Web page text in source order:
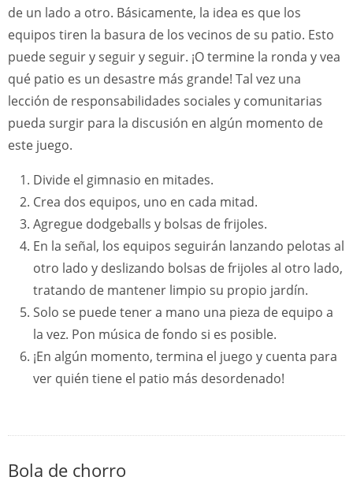
de un lado a otro. Básicamente, la idea es que los
equipos tiren la basura de los vecinos de su patio. Esto
puede seguir y seguir y seguir. ¡O termine la ronda y vea
qué patio es un desastre más grande! Tal vez una
lección de responsabilidades sociales y comunitarias
pueda surgir para la discusión en algún momento de
este juego.
Divide el gimnasio en mitades.
Crea dos equipos, uno en cada mitad.
Agregue dodgeballs y bolsas de frijoles.
En la señal, los equipos seguirán lanzando pelotas al
otro lado y deslizando bolsas de frijoles al otro lado,
tratando de mantener limpio su propio jardín.
Solo se puede tener a mano una pieza de equipo a
la vez. Pon música de fondo si es posible.
¡En algún momento, termina el juego y cuenta para
ver quién tiene el patio más desordenado!
Bola de chorro